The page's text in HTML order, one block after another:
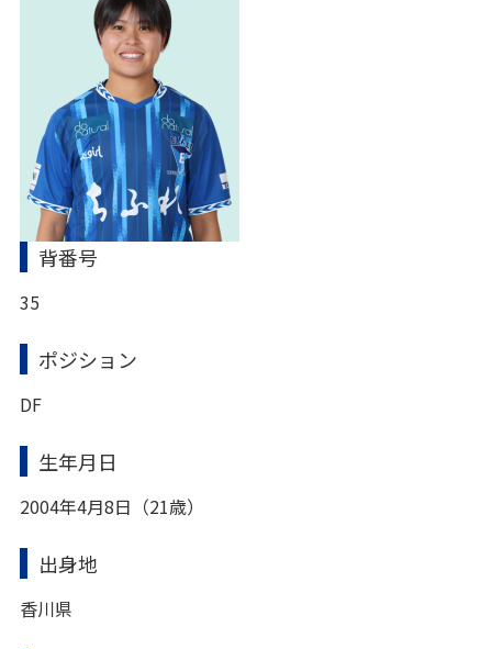
背番号
35
ポジション
DF
生年月日
2004年4月8日（21歳）
出身地
香川県